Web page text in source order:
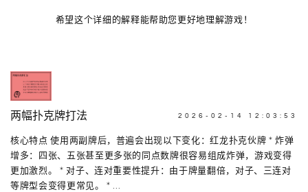
希望这个详细的解释能帮助您更好地理解游戏！
两幅扑克牌打法 2026-02-14 12:03:53
核心特点 使用两副牌后，普遍会出现以下变化：红龙扑克伙牌 * 炸弹
增多：四张、五张甚至更多张的同点数牌很容易组成炸弹，游戏变得
更加激烈。 * 对子、连对重要性提升：由于牌量翻倍，对子、三连对
等牌型会变得更常见。 * ...